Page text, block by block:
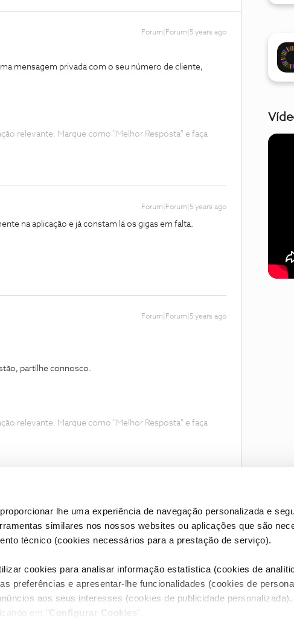
lhe uma experiência de navegação personalizada e
similares nos nossos websites ou aplicações que são
técnico (cookies necessários para a prestação de serviço).
cookies para analisar informação estatística (cookies de
preferências e apresentar-lhe funcionalidades (cookies de
aos seus interesses (cookies de publicidade
em " Configurar Cookies ".
Forum|Forum|5 years ago
mensagem privada com o seu número de cliente,
relevante. Marque como "Melhor Resposta" e faça
Forum|Forum|5 years ago
na aplicação e já constam lá os gigas em falta.
Forum|Forum|5 years ago
partilhe connosco.
relevante. Marque como "Melhor Resposta" e faça
Condições do Fórum NOS Accessibility statement